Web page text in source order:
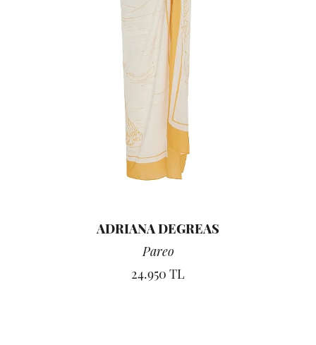
ADRIANA DEGREAS
Pareo
24.950 TL